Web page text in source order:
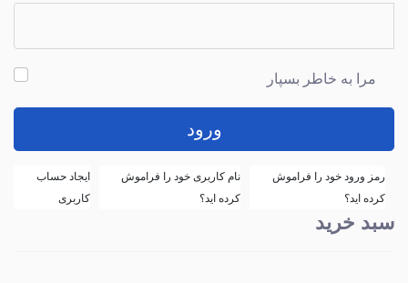
مرا به خاطر بسپار
ورود
رمز ورود خود را فراموش
کرده اید؟
نام کاربری خود را فراموش
کرده اید؟
ایجاد حساب
کاربری
سبد خرید